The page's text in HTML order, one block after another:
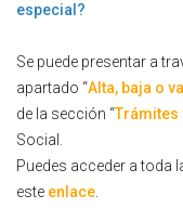
especial?
Se puede presentar a
apartado “Alta, baja o
de la sección “Trámites
Social.
Puedes acceder a toda
este enlace